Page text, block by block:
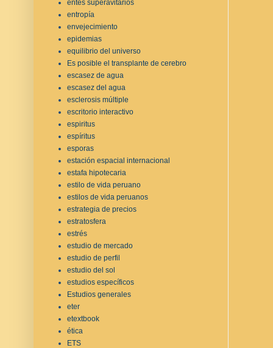
entes superavitarios
entropía
envejecimiento
epidemias
equilibrio del universo
Es posible el transplante de cerebro
escasez de agua
escasez del agua
esclerosis múltiple
escritorio interactivo
espiritus
espíritus
esporas
estación espacial internacional
estafa hipotecaria
estilo de vida peruano
estilos de vida peruanos
estrategia de precios
estratosfera
estrés
estudio de mercado
estudio de perfil
estudio del sol
estudios específicos
Estudios generales
eter
etextbook
ética
ETS